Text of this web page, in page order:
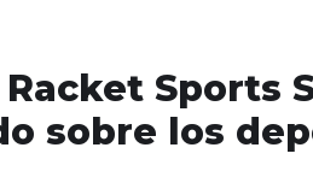
Sports
sobre los